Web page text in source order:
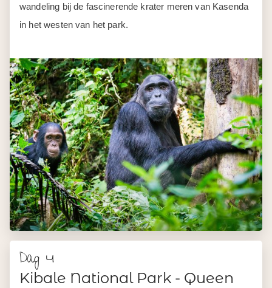
wandeling bij de fascinerende krater meren van Kasenda
in het westen van het park.
Dag 4
Kibale National Park - Queen